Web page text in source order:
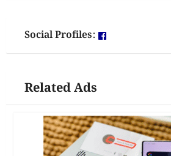
Social Profiles:
Related Ads